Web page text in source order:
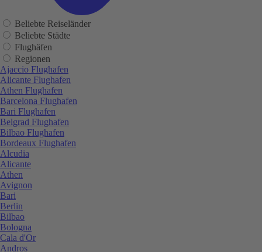
Beliebte Reiseländer
Beliebte Städte
Flughäfen
Regionen
Ajaccio Flughafen
Alicante Flughafen
Athen Flughafen
Barcelona Flughafen
Bari Flughafen
Belgrad Flughafen
Bilbao Flughafen
Bordeaux Flughafen
Alcudia
Alicante
Athen
Avignon
Bari
Berlin
Bilbao
Bologna
Cala d'Or
Andros